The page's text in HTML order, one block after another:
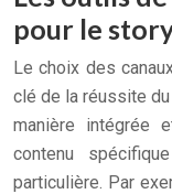
pour le
Le choix des
clé de la réussite
manière intégrée
contenu
particulière. Par